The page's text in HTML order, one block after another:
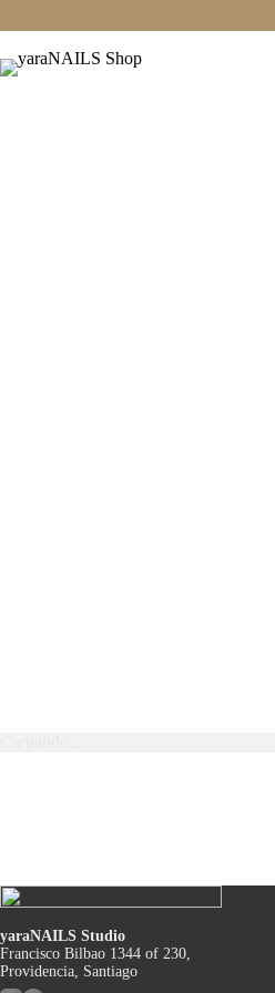
al
contenido
yaraNAILS Studio
Francisco Bilbao 1344 of 230,
Providencia, Santiago